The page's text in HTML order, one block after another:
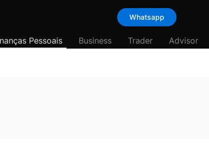
Whatsapp
Pessoais Business Trader Advisor